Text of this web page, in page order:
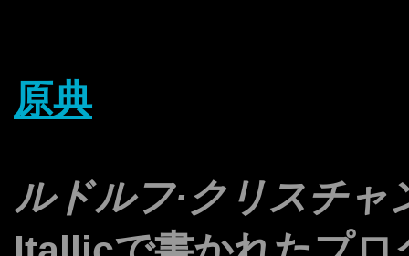
原典
ルドルフ·クリスチャ